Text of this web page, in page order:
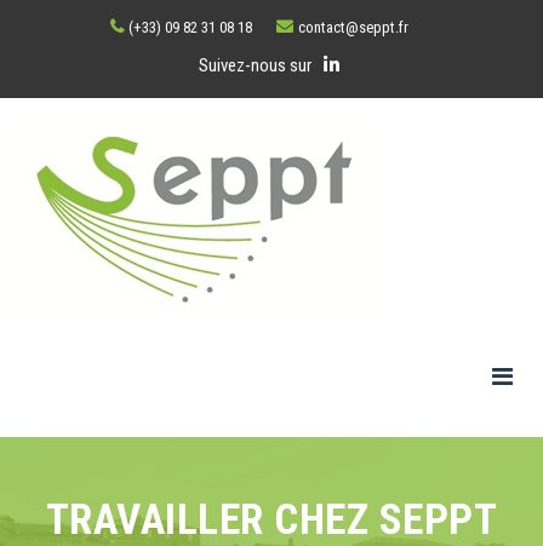
(+33) 09 82 31 08 18 contact@seppt.fr
Suivez-nous sur
TRAVAILLER CHEZ SEPPT